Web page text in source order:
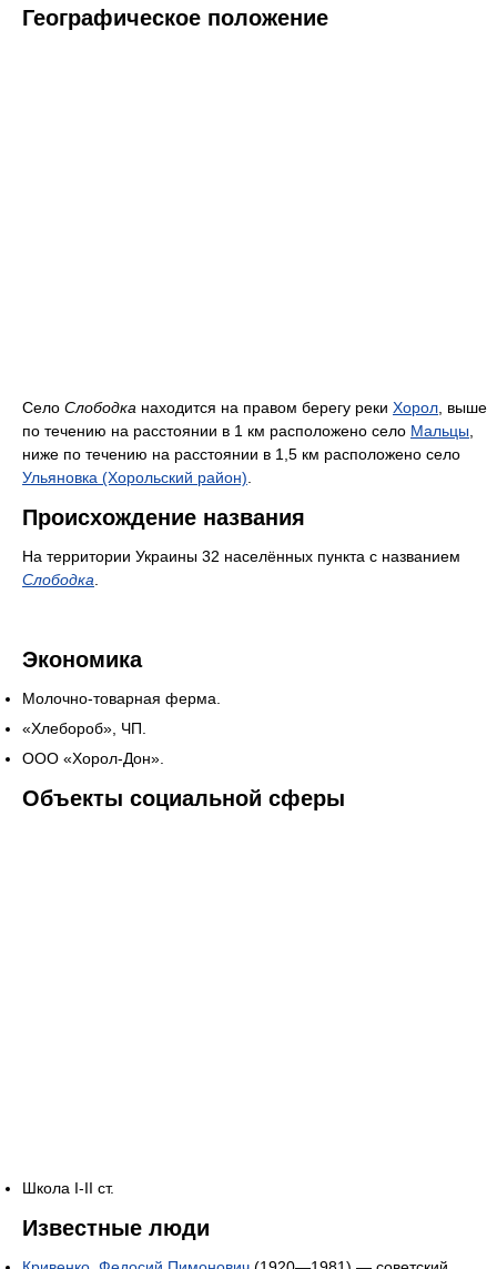
Географическое положение
Село Слободка находится на правом берегу реки Хорол , выше
по течению на расстоянии в 1 км расположено село Мальцы
ниже по течению на расстоянии в 1,5 км расположено село
Ульяновка (Хорольский район)
Происхождение названия
На территории Украины 32 населённых пункта с названием
Слободка
Экономика
Молочно-товарная ферма.
«Хлебороб», ЧП.
ООО «Хорол-Дон».
Объекты социальной сферы
Школа І-ІІ ст.
Известные люди